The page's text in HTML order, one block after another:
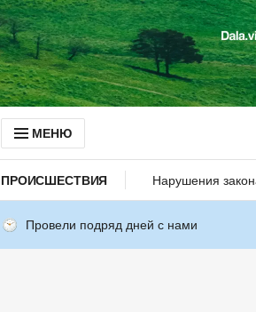
МЕНЮ
ПРОИСШЕСТВИЯ Нарушения
Провели подряд дней с нами